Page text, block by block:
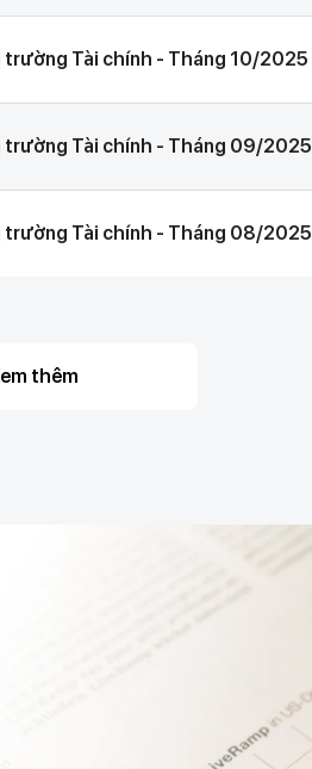
trường Tài chính - Tháng 10/2025
trường Tài chính - Tháng 09/2025
trường Tài chính - Tháng 08/2025
thêm